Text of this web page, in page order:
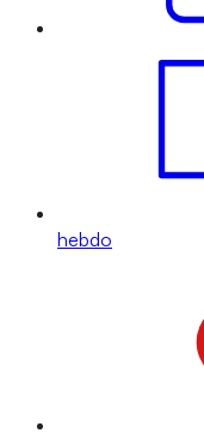
hebdo